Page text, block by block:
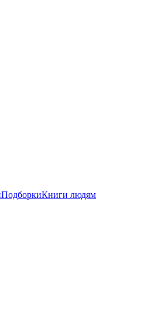
ПодборкиКниги людям